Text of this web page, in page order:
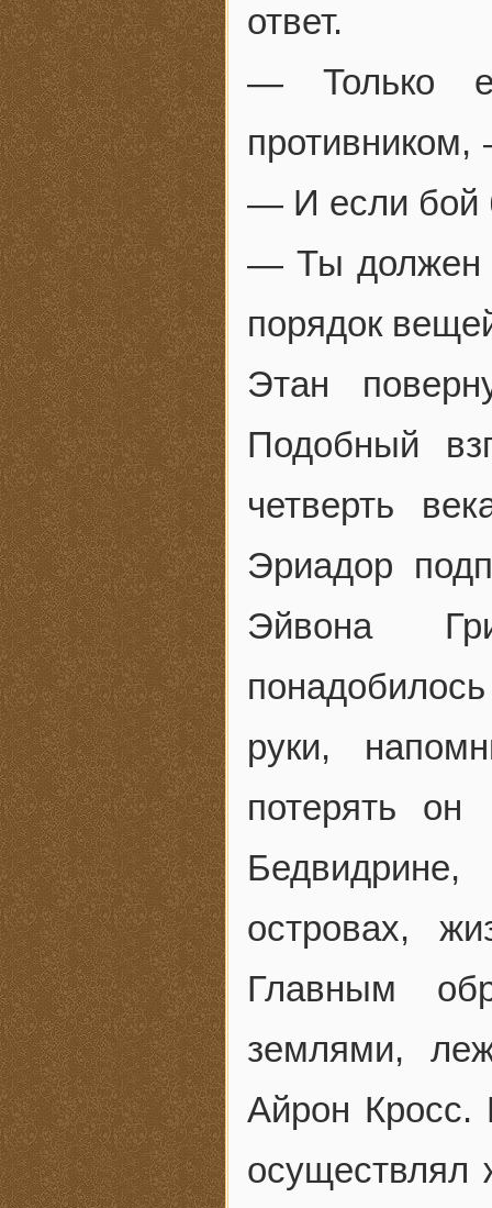
ответ.
— Только
— И если бой
— Ты должен
порядок
Этан
Подобный
четверть
Эриадор
Эйвона
руки,
потерять
островах,
Главным
землями,
Айрон Кросс.
осуществлял